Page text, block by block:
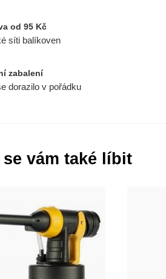
od 95 Kč
síti balíkoven
zabalení
dorazilo v pořádku
vám také líbit